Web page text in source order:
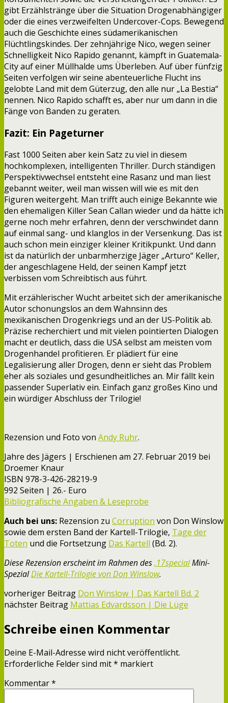
gibt Erzählstränge über die Situation Drogenabhängiger
oder die eines verzweifelten Undercover-Cops. Bewegend
auch die Geschichte eines südamerikanischen
Flüchtlingskindes. Der zehnjährige Nico, wegen seiner
Schnelligkeit Nico Rapido genannt, kämpft in Guatemala-
City auf einer Müllhalde ums Überleben. Auf über fünfzig
Seiten verfolgen wir seine abenteuerliche Flucht ins
gelobte Land mit dem Güterzug, den alle nur „La Bestia“
nennen. Nico Rapido schafft es, aber nur um dann in die
Fänge von Banden zu geraten.
Fazit: Ein Pageturner
Fast 1000 Seiten aber kein Satz zu viel in diesem
hochkomplexen, intelligenten Thriller. Durch ständigen
Perspektivwechsel entsteht eine Rasanz und man liest
gebannt weiter, weil man wissen will wie es mit den
Figuren weitergeht. Man trifft auch einige Bekannte wie
den ehemaligen Killer Sean Callan wieder und da hätte ich
gerne noch mehr erfahren, denn der verschwindet dann
auf einmal sang- und klanglos in der Versenkung. Das ist
auch schon mein einziger kleiner Kritikpunkt. Und dann
ist da natürlich der unbarmherzige Jäger „Arturo“ Keller,
der angeschlagene Held, der seinen Kampf jetzt
verbissen vom Schreibtisch aus führt.
Mit erzählerischer Wucht arbeitet sich der amerikanische
Autor schonungslos an dem Wahnsinn des
mexikanischen Drogenkriegs und an der US-Politik ab.
Präzise recherchiert und mit vielen pointierten Dialogen
macht er deutlich, dass die USA selbst am meisten vom
Drogenhandel profitieren. Er plädiert für eine
Legalisierung aller Drogen, denn er sieht das Problem
eher als soziales und gesundheitliches an. Mir fällt kein
passender Superlativ ein. Einfach ganz großes Kino und
ein würdiger Abschluss der Trilogie!
Rezension und Foto von Andy Ruhr.
Jahre des Jägers | Erschienen am 27. Februar 2019 bei
Droemer Knaur
ISBN 978-3-426-28219-9
992 Seiten | 26.- Euro
Bibliografische Angaben & Leseprobe
Auch bei uns: Rezension zu Corruption von Don Winslow
sowie dem ersten Band der Kartell-Trilogie, Tage der
Toten und die Fortsetzung Das Kartell (Bd. 2).
Diese Rezension erscheint im Rahmen des.17specialMini-
SpezialDie Kartell-Trilogie von Don Winslow.
vorheriger Beitrag Don Winslow | Das Kartell Bd. 2
nächster Beitrag Mattias Edvardsson | Die Lüge
Schreibe einen Kommentar
Deine E-Mail-Adresse wird nicht veröffentlicht.
Erforderliche Felder sind mit* markiert
Kommentar*